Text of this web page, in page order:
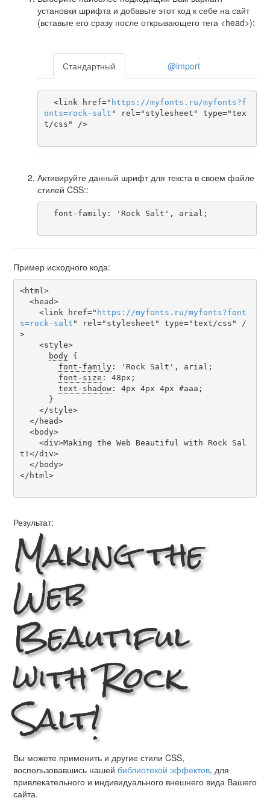
установки шрифта и добавьте этот код к себе на сайт
(вставьте его сразу после открывающего тега <head>):
Стандартный @import
  <link href="
https ://myfonts . ru /myfonts?f
onts=rock-salt " rel="stylesheet" type="tex
t/css" />
Активируйте данный шрифт для текста в своем файле
стилей CSS::
Пример исходного кода:
<html>
    <link href="
https ://myfonts . ru /myfonts?font
s=rock-salt " rel="stylesheet" type="text/css" /
>
body {
font-family: 'Rock Salt', arial;
font-size : 48px;
text-shadow: 4px 4px 4px #aaa;
t!</div>
</html>
Результат:
Making the
Web
Beautiful
with Rock
Salt!
Вы можете применить и другие стили CSS,
воспользовавшись нашей библиотекой эффектов, для
привлекательного и индивидуального внешнего вида Вашего
сайта.